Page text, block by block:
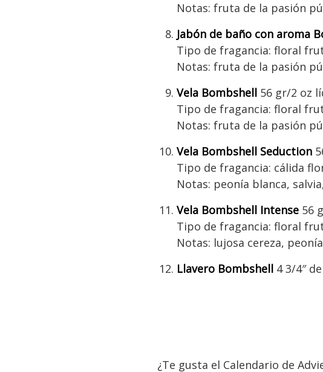
Notas: fruta de la pasión
Jabón de baño con aroma
Tipo de fragancia: floral
Notas: fruta de la pasión
Vela Bombshell 56 gr/2 oz
Tipo de fragancia: floral
Notas: fruta de la pasión
Vela Bombshell Seduction
Tipo de fragancia: cálida
Notas: peonía blanca,
Vela Bombshell Intense 56
Tipo de fragancia: floral
Notas: lujosa cereza,
Llavero Bombshell 4 3/4″
¿Te gusta el Calendario de